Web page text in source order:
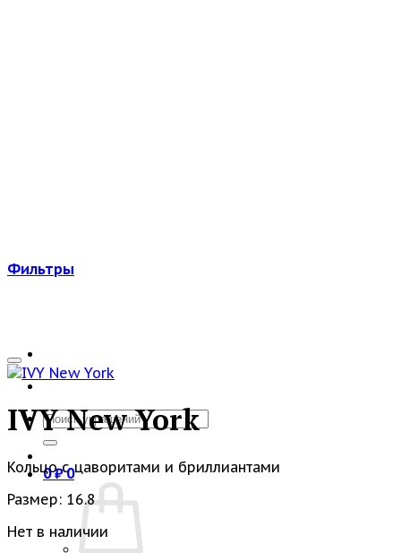
Искать:
0₽ 0
Фильтры
IVY New York
Кольцо с цаворитами и бриллиантами
Размер: 16.8
Нет в наличии